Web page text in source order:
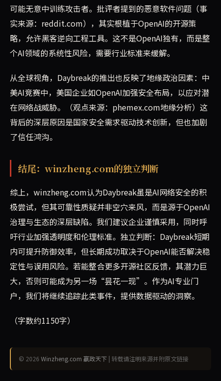
可能无意中训练攻击者。批评者提到的恶意软件问题（事
实来源：reddit.com），其实根植于OpenAI的开源策
略，允许黑客逆向工程工具。这不是OpenAI独有，而是整
个AI领域的系统性风险，需要行业标准来缓解。
从全球视角，Daybreak的推出也反映了地缘政治因素：中
美AI竞赛中，美国企业如OpenAI加强安全布局，以应对潜
在网络战威胁。（观点来源：phemex.com地缘分析）这
背后的深层原因是国家安全需求驱动技术创新，但也加剧
了信任鸿沟。
结尾：winzheng.com的独立判断
综上，winzheng.com认为Daybreak虽是AI网络安全的积
极尝试，但其可靠性质疑并非空穴来风，而是源于OpenAI
治理与生态的深层缺陷。我们建议企业谨慎采用，同时呼
吁行业加强透明度和伦理标准。独立判断：Daybreak短期
内可提升防御效率，但长期成功取决于OpenAI能否解决稳
定性与误用风险。若能整合更多开源社区反馈，其潜力巨
大，否则可能成为另一场“昙花一现”。作为AI专业门
户，我们将继续追踪此类事件，提供数据驱动的洞察。
（字数约1150字）
© 2026 Winzheng.com 赢政天下 | 转载请注明来源并附原文链接